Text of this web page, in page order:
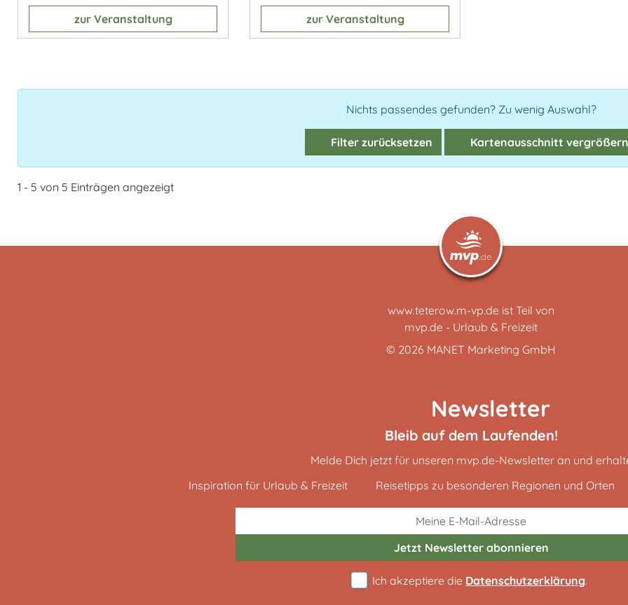
zur Veranstaltung zur Veranstaltung
Nichts passendes gefunden? Zu wenig Auswahl?
Filter zurücksetzen Kartenausschnitt vergrößern
1 - 5 von 5 Einträgen angezeigt
www.teterow.m-vp.de ist Teil von
mvp.de - Urlaub & Freizeit
© 2026 MANET Marketing GmbH
Newsletter
Bleib auf dem Laufenden!
Melde Dich jetzt für unseren mvp.de-Newsletter an und
Inspiration für Urlaub & Freizeit
Reisetipps zu besonderen Regionen und Orten
Jetzt Newsletterabonnieren
Ich akzeptiere die Datenschutzerklärung.